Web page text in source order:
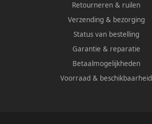
Retourneren & ruilen
Verzending & bezorging
Status van bestelling
Garantie & reparatie
Betaalmogelijkheden
Voorraad & beschikbaarheid